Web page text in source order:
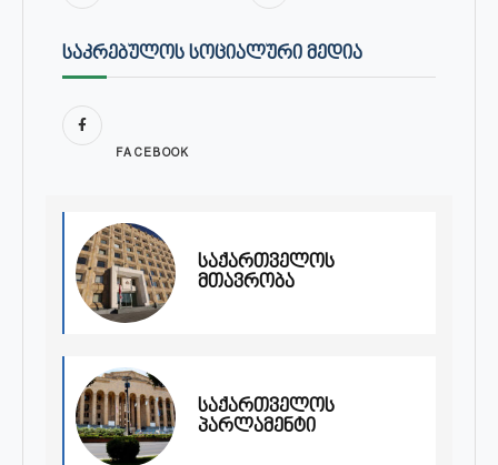
ᲡᲐᲙᲠᲔᲑᲣᲚᲝᲡ ᲡᲝᲪᲘᲐᲚᲣᲠᲘ ᲛᲔᲓᲘᲐ
FACEBOOK
საქართველოს
მთავრობა
საქართველოს
პარლამენტი